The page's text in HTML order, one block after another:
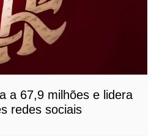
a 67,9 milhões e lidera
redes sociais